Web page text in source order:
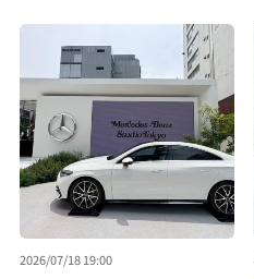
2026/07/18 19:00